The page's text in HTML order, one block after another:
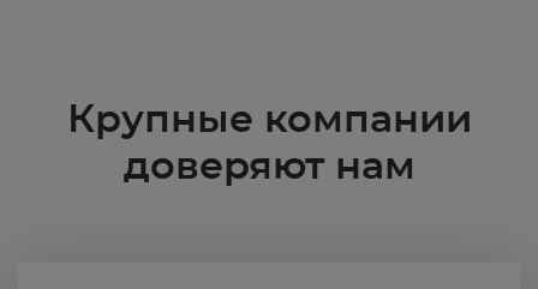
Крупные компании
доверяют нам